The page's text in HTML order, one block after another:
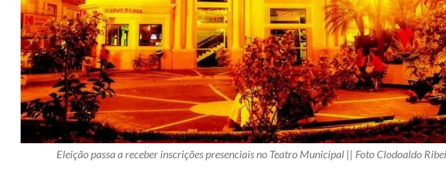
Eleição passa a receber inscrições presenciais no Teatro Municipal || Foto Clodoaldo